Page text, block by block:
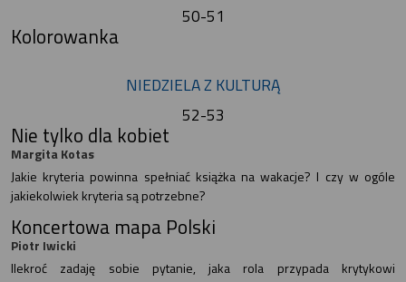
50-51
Kolorowanka
NIEDZIELA Z KULTURĄ
52-53
Nie tylko dla kobiet
Margita Kotas
Jakie kryteria powinna spełniać książka na wakacje? I czy w ogóle
jakiekolwiek kryteria są potrzebne?
Koncertowa mapa Polski
Piotr Iwicki
Ilekroć zadaję sobie pytanie, jaka rola przypada krytykowi